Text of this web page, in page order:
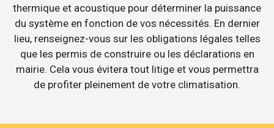
thermique et acoustique pour déterminer la puissance
du système en fonction de vos nécessités. En dernier
lieu, renseignez-vous sur les obligations légales telles
que les permis de construire ou les déclarations en
mairie. Cela vous évitera tout litige et vous permettra
de profiter pleinement de votre climatisation.